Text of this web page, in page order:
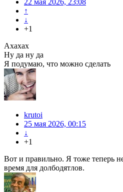
22 мая 2026, 23:08
↑
↓
+1
Ахахах
Ну да ну да
Я подумаю, что можно сделать
krutoi
25 мая 2026, 00:15
↓
+1
Вот и правильно. Я тоже теперь
время для долбодятлов.